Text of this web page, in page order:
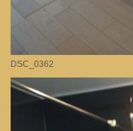
DSC_0362